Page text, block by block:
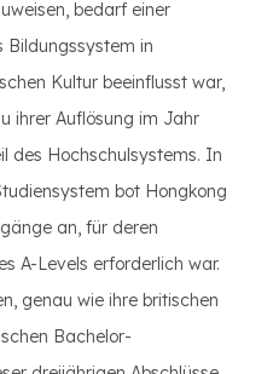
bedarf einer
Bildungssystem in
Kultur beeinflusst war,
ihrer Auflösung im Jahr
des Hochschulsystems. In
bot Hongkong
an, für deren
A-Levels erforderlich war.
genau wie ihre britischen
Bachelor-